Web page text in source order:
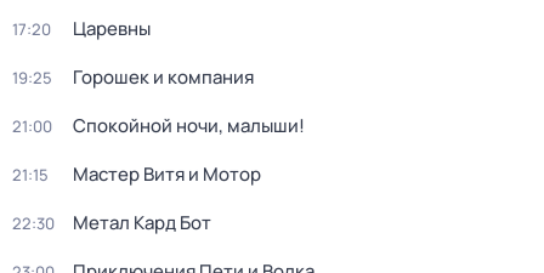
17:20 Царевны
19:25 Горошек и компания
21:00 Спокойной ночи, малыши!
21:15 Мастер Витя и Мотор
22:30 Метал Кард Бот